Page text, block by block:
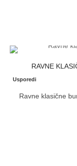
RAVNE
Usporedi
Ravne klasične